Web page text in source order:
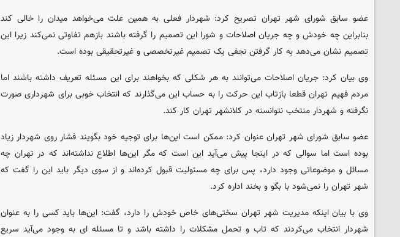
عضو سابق شورای شهر تهران تصریح کرد: شهردار فعلی به همین علت می‌خواهد میدان را خالی کند
بنابراین چه خودش و چه جریان اصلاحات و شورا این تصمیم را گرفته باشند بازهم تفاوتی نمی‌کند زیرا این
تصمیم نشان می‌دهد به کار گرفتن نجفی یک تصمیم غیرتخصصی و غیرتحقیقی بوده است.
وی بیان کرد: جریان اصلاحات می‌توانند به هر شکلی که بخواهند برای این مسئله تعریف داشته باشند اما
مردم فهیم تهران قطعا بازتاب این حرکت را به حساب این می‌گذارند که انتخاب خوبی برای شهرداری صورت
نگرفته و شهردار منتخب نتوانسته در کلانشهر تهران کار کند.
عضو سابق شورای شهر تهران عنوان کرد: ممکن است این‌ها برای توجیه خود بگویند فشار روی شهردار زیاد
بوده است اما سوالی که در اینجا پیش می‌آید این است که مگر این‌ها اطلاع نداشته‌اند که در تهران چه
مسائل و موضوعاتی وجود دارد، پس برای چه مسئولیت قبول کرده‌اند و از سوی دیگر باید این را گفت که
شهر تهران را نمی‌شود با بگو و بخند اداره کرد.
وی با بیان اینکه مدیریت شهر تهران سختی‌های خاص خودش را دارد، گفت: این‌ها باید کسی را به عنوان
شهردار انتخاب می‌کردند که تاب و تحمل مشکلات را داشته باشد و تا مسئله ای به وجود می‌آید سریع